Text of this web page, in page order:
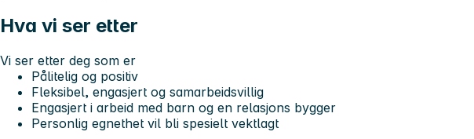
Hva vi ser etter
Vi ser etter deg som er
Pålitelig og positiv
Fleksibel, engasjert og samarbeidsvillig
Engasjert i arbeid med barn og en relasjons bygger
Personlig egnethet vil bli spesielt vektlagt